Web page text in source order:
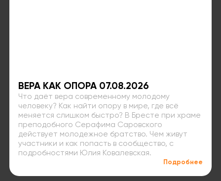
ВЕРА КАК ОПОРА 07.08.2026
Что даёт вера современному молодому
человеку? Как найти опору в мире, где всё
меняется слишком быстро? В Бресте при храме
преподобного Серафима Саровского
действует молодежное братство. Чем живут
участники и как попасть в сообщество, с
подробностями Юлия Ковалевская.
Подробнее